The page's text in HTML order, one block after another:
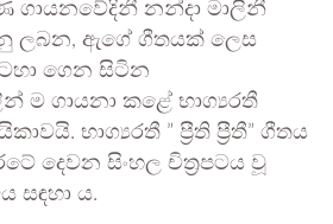
ගායනවේදිනී නන්දා මාලිනී
ලබන, ඇගේ ගීතයක් ලෙස
ගෙන සිටින
ම ගායනා කළේ භාග්‍යරතී
භාග්‍යරතී ” ප්‍රීති ප්‍රීතී” ගීතය
දෙවන සිංහල චිත්‍රපටය වූ
සඳහා ය.